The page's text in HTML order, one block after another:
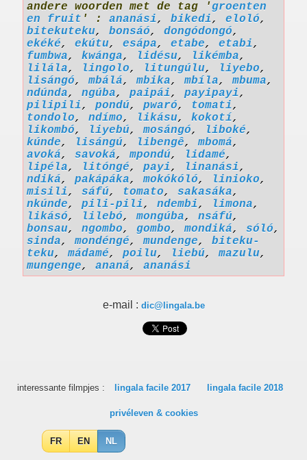
andere woorden met de tag 'groenten
en fruit ' : ananási, bikedi, eloló,
bitekuteku, bonsáó, dongódongó,
ekéké, ekútu, esápa, etabe, etabi,
fumbwa, kwánga, lidésu, likémba,
lilála, lingolo, litungúlu, liyebo,
lisángó,mbálá,mbika,mbíla,mbuma,
ndúnda, ngúba, paipái, payipayi,
pilipili, pondú, pwaró, tomati,
tondolo, ndímo, likásu, kokotí,
likombó, liyebú,mosángó, liboké,
kúnde, lisángú, libengê,mbomá,
avoká, savoká,mpondú, lidamé,
lipéla, litóngé, payi, linanási,
ndiká, pakápáka,mokókóló, linioko,
misili, sáfú, tomato, sakasáka,
nkúnde, pili-pili, ndembi, limona,
likásó, lilebó,mongúba, nsáfú,
bonsau, ngombo, gombo,mondiká, sóló,
sinda,mondéngé,mundenge, biteku-
teku,mádamé, poilu, liebú,mazulu,
mungenge, ananá, ananási
e-mail : dic@lingala.be
interessante filmpjes : lingala facile 2017 lingala facile 2018
privéleven & cookies
FR EN NL